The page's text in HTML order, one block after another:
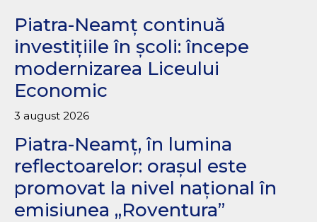
Piatra-Neamț continuă
investițiile în școli: începe
modernizarea Liceului
Economic
3 august 2026
Piatra-Neamț, în lumina
reflectoarelor: orașul este
promovat la nivel național în
emisiunea „Roventura”